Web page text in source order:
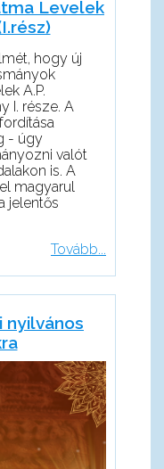
Levelek
hogy új
A.P.
I. része. A
- úgy
valót
is. A
magyarul
jelentős
Tovább...
nyilvános